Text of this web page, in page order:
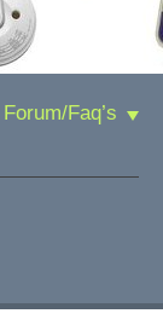
Forum/Faq’s